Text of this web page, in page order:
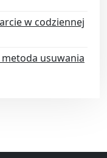
w codziennej
usuwania